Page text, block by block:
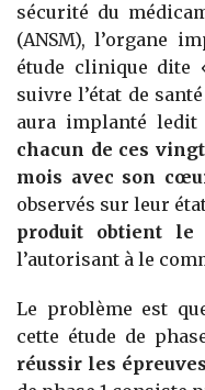
sécurité du
(ANSM), l’organe
étude clinique dite
suivre l’état de
aura implanté ledit
chacun de ces
mois avec son
observés sur leur
produit obtient le
l’autorisant à le
Le problème est
cette étude de
réussir les